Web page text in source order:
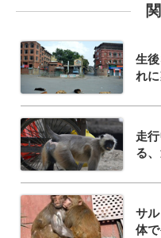
生
れ
走
る
サ
体